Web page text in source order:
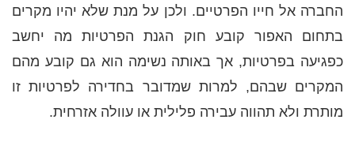
החברה אל חייו הפרטיים. ולכן על מנת שלא יהיו מקרים
בתחום האפור קובע חוק הגנת הפרטיות מה יחשב
כפגיעה בפרטיות, אך באותה נשימה הוא גם קובע מהם
המקרים שבהם, למרות שמדובר בחדירה לפרטיות זו
מותרת ולא תהווה עבירה פלילית או עוולה אזרחית.